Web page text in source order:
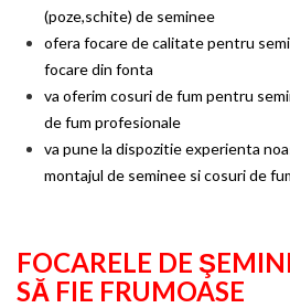
(poze,schite) de seminee
ofera focare de calitate pentru
focare din fonta
va oferim cosuri de fum pentru
de fum profesionale
va pune la dispozitie experienta
montajul de seminee si cosuri de
FOCARELE DE
SĂ FIE FRUMOASE